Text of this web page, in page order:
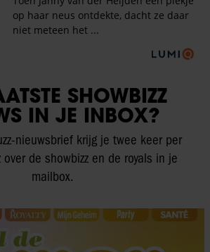
SHOWBIZZ
IN JE INBOX?
nieuwsbrief krijg je twee keer per
de showbizz en de royals in je
mailbox.